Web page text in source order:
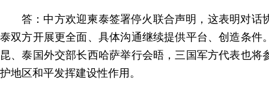
答：中方欢迎柬泰签署停火联合声明，这表明对
泰双方开展更全面、具体沟通继续提供平台、创造条
昆、泰国外交部长西哈萨举行会晤，三国军方代表也
护地区和平发挥建设性作用。